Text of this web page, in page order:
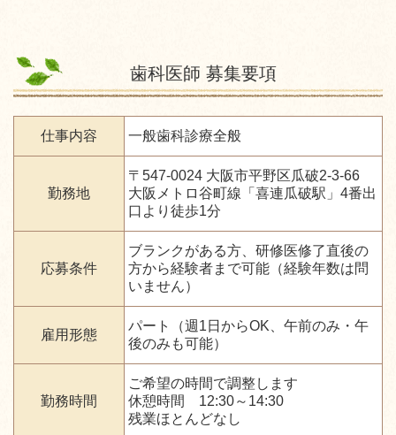
歯科医師 募集要項
仕事内容 一般歯科診療全般
勤務地
〒547-0024 大阪市平野区瓜破2-3-66
大阪メトロ谷町線「喜連瓜破駅」4番出
口より徒歩1分
応募条件
ブランクがある方、研修医修了直後の
方から経験者まで可能（経験年数は問
いません）
雇用形態
パート（週1日からOK、午前のみ・午
後のみも可能）
勤務時間
ご希望の時間で調整します
休憩時間 12:30～14:30
残業ほとんどなし